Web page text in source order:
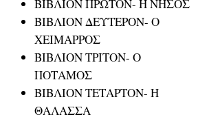
ΒΙΒΛΙΟΝ ΠΡΩΤΟΝ- Η ΝΗΣΟΣ
ΒΙΒΛΙΟΝ ΔΕΥΤΕΡΟΝ- Ο
ΧΕΙΜΑΡΡΟΣ
ΒΙΒΛΙΟΝ ΤΡΙΤΟΝ- Ο
ΠΟΤΑΜΟΣ
ΒΙΒΛΙΟΝ ΤΕΤΑΡΤΟΝ- Η
ΘΑΛΑΣΣΑ